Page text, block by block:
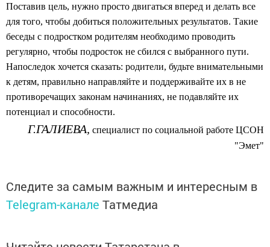
Поставив цель, нужно просто двигаться вперед и делать все
для того, чтобы добиться положительных результатов. Такие
беседы с подростком родителям необходимо проводить
регулярно, чтобы подросток не сбился с выбранного пути.
Напоследок хочется сказать: родители, будьте внимательными
к детям, правильно направляйте и поддерживайте их в не
противоречащих законам начинаниях, не подавляйте их
потенциал и способности.
Г.ГАЛИЕВА, специалист по социальной работе ЦСОН
"Эмет"
Следите за самым важным и интересным в
Telegram-канале Татмедиа